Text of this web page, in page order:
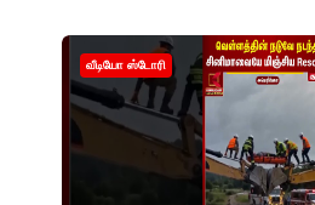
வீடியோ ஸ்டோரி